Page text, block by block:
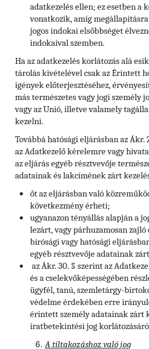
adatkezelés ellen; ez esetben a
vonatkozik, amíg
jogos indokai elsőbbséget
indokaival szemben.
Ha az adatkezelés korlátozás alá
tárolás kivételével csak az Érintett
igények előterjesztéséhez,
más természetes vagy jogi személy
vagy az Unió, illetve valamely
kezelni.
Továbbá hatósági eljárásban az
az Adatkezelő kérelemre vagy
az eljárás egyéb résztvevője
adatainak és lakcímének zárt
őt az eljárásban való
következmény érheti;
ugyanazon tényállás alapján a
lezárt, vagy párhuzamosan
bírósági vagy hatósági
egyéb résztvevője adatainak
az Ákr. 30. § szerint az
és a cselekvőképességében
ügyfél, tanú, szemletárgy-
védelme érdekében erre
érintett személy adatainak zárt
iratbetekintési jog
A tiltakozáshoz való jog